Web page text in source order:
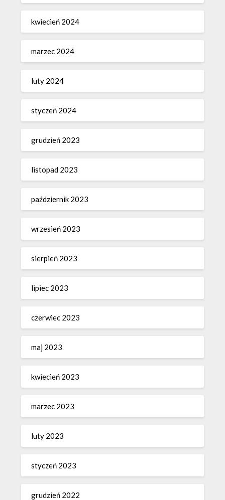
kwiecień 2024
marzec 2024
luty 2024
styczeń 2024
grudzień 2023
listopad 2023
październik 2023
wrzesień 2023
sierpień 2023
lipiec 2023
czerwiec 2023
maj 2023
kwiecień 2023
marzec 2023
luty 2023
styczeń 2023
grudzień 2022